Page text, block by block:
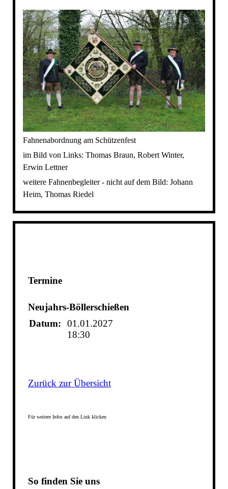
Fahnenabordnung am Schützenfest
im Bild von Links: Thomas Braun, Robert Winter,
Erwin Lettner
weitere Fahnenbegleiter - nicht auf dem Bild: Johann
Heim, Thomas Riedel
Termine
Neujahrs-Böllerschießen
Datum:
01.01.2027
18:30
Zurück zur Übersicht
Für weitere Infos auf den Link klicken
So finden Sie uns